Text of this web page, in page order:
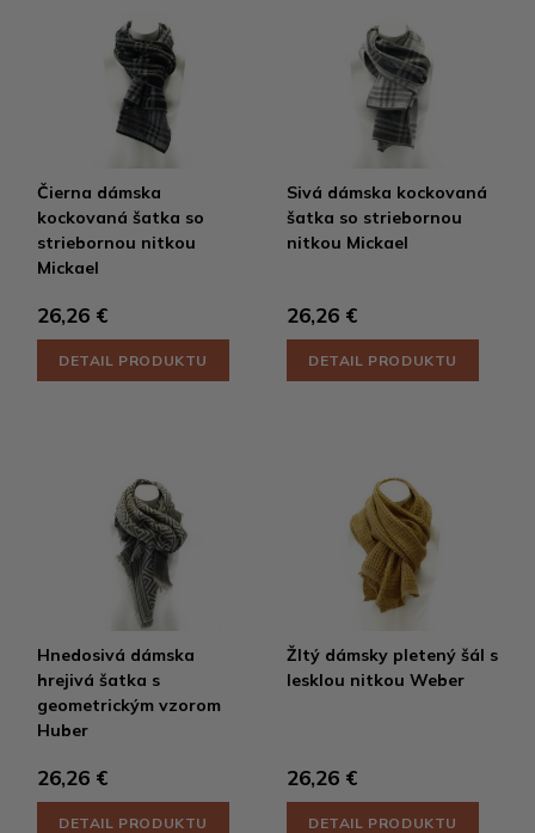
Čierna dámska
kockovaná šatka so
striebornou nitkou
Mickael
26,26 €
DETAIL PRODUKTU
Sivá dámska kockovaná
šatka so striebornou
nitkou Mickael
26,26 €
DETAIL PRODUKTU
Hnedosivá dámska
hrejivá šatka s
geometrickým vzorom
Huber
26,26 €
DETAIL PRODUKTU
Žltý dámsky pletený šál s
lesklou nitkou Weber
26,26 €
DETAIL PRODUKTU